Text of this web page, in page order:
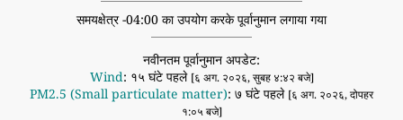
समयक्षेत्र -04:00 का उपयोग करके पूर्वानुमान लगाया गया
नवीनतम पूर्वानुमान अपडेट:
Wind: १५ घंटे पहले [६ अग. २०२६, सुबह ४:४२ बजे]
PM2.5 (Small particulate matter): ७ घंटे पहले [६ अग. २०२६, दोपहर
१:०५ बजे]